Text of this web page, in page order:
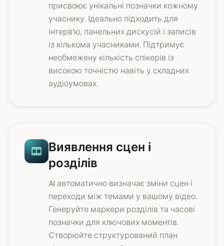
присвоює унікальні позначки кожному
учаснику. Ідеально підходить для
інтерв’ю, панельних дискусій і записів
із кількома учасниками. Підтримує
необмежену кількість спікерів із
високою точністю навіть у складних
аудіоумовах.
Виявлення сцен і
розділів
AI автоматично визначає зміни сцен і
переходи між темами у вашому відео.
Генеруйте маркери розділів та часові
позначки для ключових моментів.
Створюйте структурований план